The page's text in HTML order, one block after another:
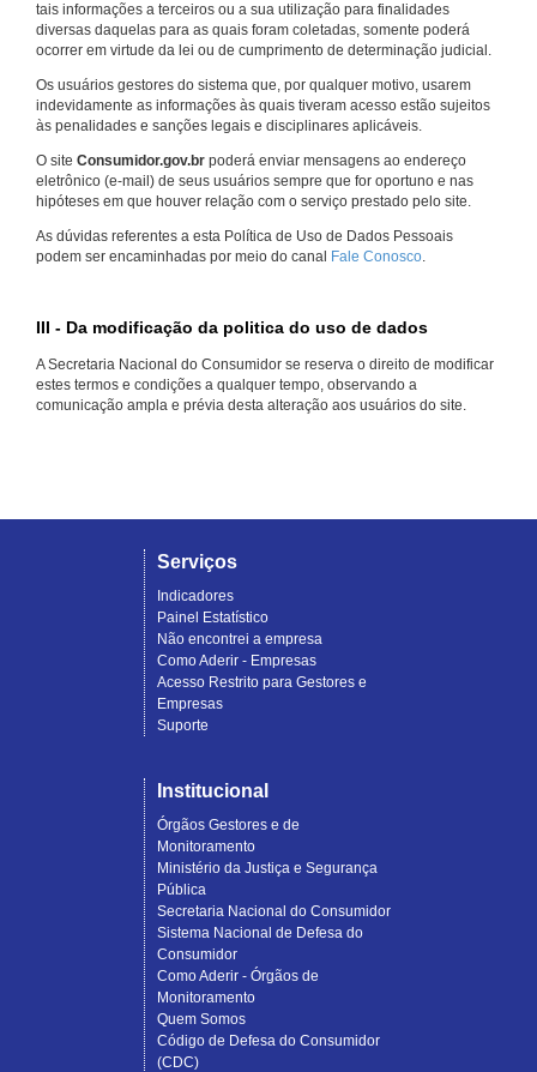
tais informações a terceiros ou a sua utilização para finalidades
diversas daquelas para as quais foram coletadas, somente poderá
ocorrer em virtude da lei ou de cumprimento de determinação judicial.
Os usuários gestores do sistema que, por qualquer motivo, usarem
indevidamente as informações às quais tiveram acesso estão sujeitos
às penalidades e sanções legais e disciplinares aplicáveis.
O site Consumidor.gov.br poderá enviar mensagens ao endereço
eletrônico (e-mail) de seus usuários sempre que for oportuno e nas
hipóteses em que houver relação com o serviço prestado pelo site.
As dúvidas referentes a esta Política de Uso de Dados Pessoais
podem ser encaminhadas por meio do canal Fale Conosco.
III - Da modificação da politica do uso de dados
A Secretaria Nacional do Consumidor se reserva o direito de modificar
estes termos e condições a qualquer tempo, observando a
comunicação ampla e prévia desta alteração aos usuários do site.
Serviços
Indicadores
Painel Estatístico
Não encontrei a empresa
Como Aderir - Empresas
Acesso Restrito para Gestores e
Empresas
Suporte
Institucional
Órgãos Gestores e de
Monitoramento
Ministério da Justiça e Segurança
Pública
Secretaria Nacional do Consumidor
Sistema Nacional de Defesa do
Consumidor
Como Aderir - Órgãos de
Monitoramento
Quem Somos
Código de Defesa do Consumidor
(CDC)